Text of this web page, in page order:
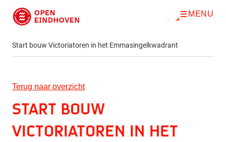
Direct naar de inhoud
O
MENU
Start bouw Victoriatoren in het Emmasingelkwadrant
Terug naar overzicht
Start bouw
Victoriatoren in het